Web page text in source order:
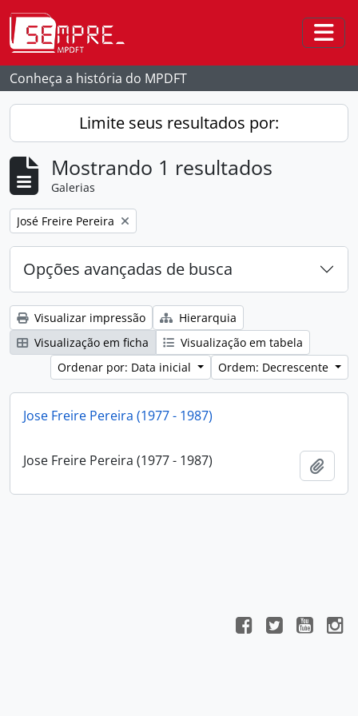
Skip to main content
Conheça a história do MPDFT
Limite seus resultados por:
Mostrando 1 resultados
Galerias
Remover filtro:
José Freire Pereira
Opções avançadas de busca
Visualizar impressão
Hierarquia
Visualização em ficha
Visualização em tabela
Ordenar por: Data inicial
Ordem: Decrescente
Jose Freire Pereira (1977 - 1987)
Jose Freire Pereira (1977 - 1987)